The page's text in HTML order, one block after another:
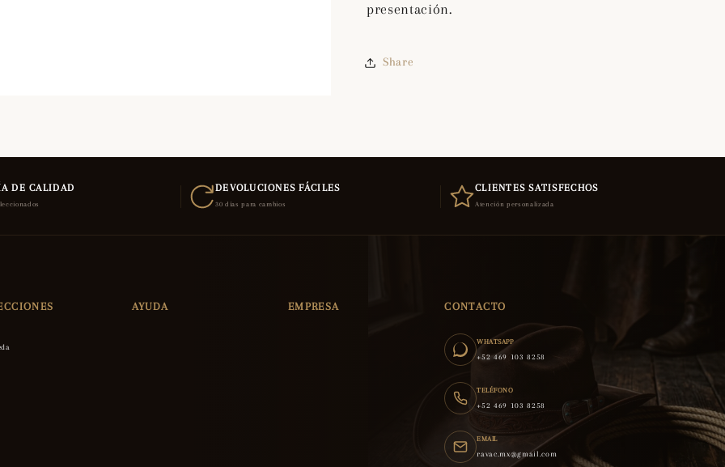
presentación.
Share
DE CALIDAD DEVOLUCIONES FÁCILES
30 días para cambios
CLIENTES SATISFECHOS
Atención personalizada
AYUDA EMPRESA CONTACTO
WHATSAPP
+52 469 103 8258
TELÉFONO
+52 469 103 8258
EMAIL
ravac.mx@gmail.com